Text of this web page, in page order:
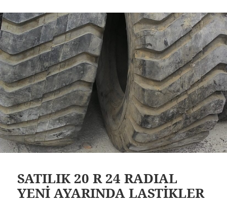
SATILIK 20 R 24 RADIAL
YENİ AYARINDA LASTİKLER